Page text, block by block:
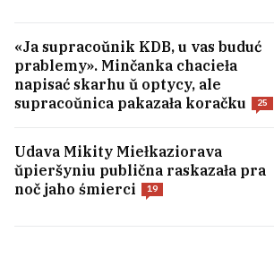
«Ja supracoŭnik KDB, u vas buduć
prablemy». Minčanka chacieła
napisać skarhu ŭ optycy, ale
supracoŭnica pakazała koračku
25
Udava Mikity Miełkaziorava
ŭpieršyniu publična raskazała pra
noč jaho śmierci
19
Rasijanie skinuli try
— u horadzie značnyja
paranienyja 14 čałaviek
1
USIE NAVINY →